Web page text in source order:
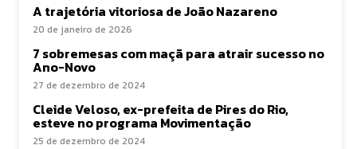
A trajetória vitoriosa de João Nazareno
20 de janeiro de 2026
7 sobremesas com maçã para atrair sucesso no
Ano-Novo
27 de dezembro de 2024
Cleide Veloso, ex-prefeita de Pires do Rio,
esteve no programa Movimentação
25 de dezembro de 2024